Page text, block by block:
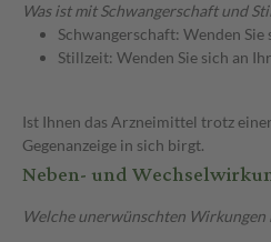
Was ist mit Schwangerschaft und
Schwangerschaft: Wenden
Stillzeit: Wenden Sie sich an
Ist Ihnen das Arzneimittel trotz
Gegenanzeige in sich birgt.
Neben- und
Welche unerwünschten Wirkungen